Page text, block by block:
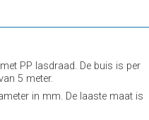
PP lasdraad. De buis is per
5 meter.
in mm. De laaste maat is